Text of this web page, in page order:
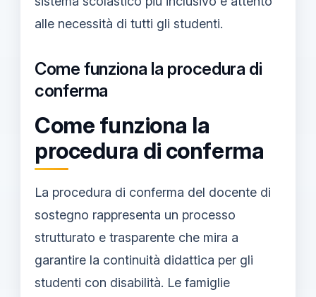
alle necessità di tutti gli studenti.
Come funziona la procedura di
conferma
Come funziona la
procedura di conferma
La procedura di conferma del docente di
sostegno rappresenta un processo
strutturato e trasparente che mira a
garantire la continuità didattica per gli
studenti con disabilità. Le famiglie